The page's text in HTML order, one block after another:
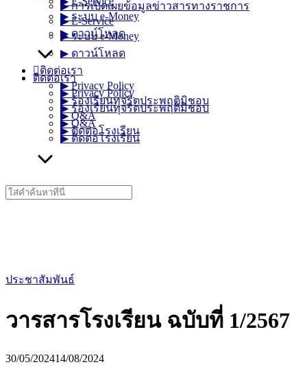
▶︎ การเปิดเผยข้อมูลข่าวสารทางราชการ
▶︎ E-Service
▶︎ ระบบ e-Money
▶︎ ดาวน์โหลด
ติดต่อเรา
▶︎ Privacy Policy
▶︎ ร้องเรียนทุจริตประพฤติมิชอบ
▶︎ Q&A
▶︎ ติดต่อโรงเรียน
▶︎ ระบบ e-Money
▶︎ ดาวน์โหลด
ติดต่อเรา
▶︎ Privacy Policy
▶︎ ร้องเรียนทุจริตประพฤติมิชอบ
▶︎ Q&A
▶︎ ติดต่อโรงเรียน
Search
for:
ประชาสัมพันธ์
วารสารโรงเรียน ฉบับที่ 1/2567
30/05/202414/08/2024